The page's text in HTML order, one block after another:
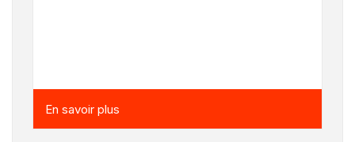
En savoir plus